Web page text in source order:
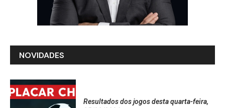
NOVIDADES
Resultados dos jogos desta quarta-feira,